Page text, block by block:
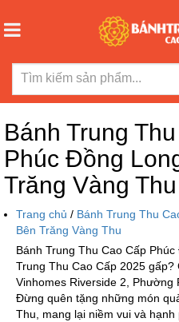
Bánh Trung
Phúc Đồng
Trăng Vàng Thu
Trang chủ / Bánh Trung Thu
Bên Trăng Vàng Thu
Bánh Trung Thu Cao Cấp
Trung Thu Cao Cấp 2025
Vinhomes Riverside 2, Phường
Đừng quên tặng những món
Thu, mang lại niềm vui và